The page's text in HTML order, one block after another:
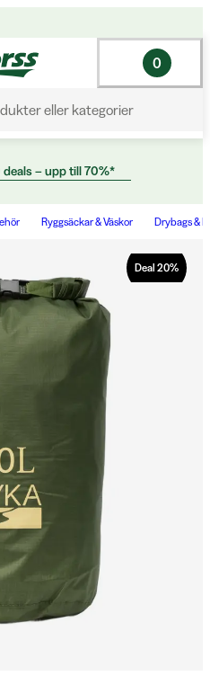
eller kategorier
0
– upp till 70%*
Ryggsäckar & Väskor Drybags &
Deal 20%